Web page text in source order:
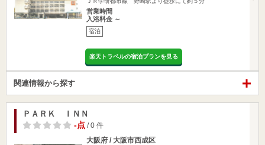
営業時間
入浴料金 ～
宿泊
楽天トラベルの宿泊プランを見る
関連情報から探す
ＰＡＲＫ ＩＮＮ
-点 / 0 件
大阪府 / 大阪市西成区